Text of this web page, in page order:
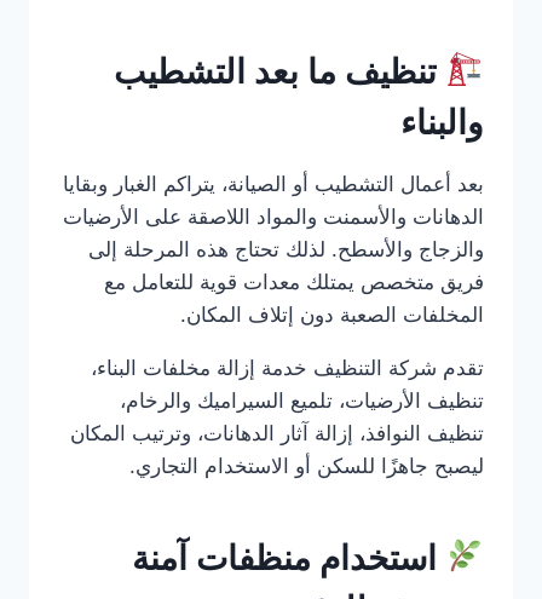
تنظيف ما بعد التشطيب
والبناء
بعد أعمال التشطيب أو الصيانة، يتراكم الغبار وبقايا
الدهانات والأسمنت والمواد اللاصقة على الأرضيات
والزجاج والأسطح. لذلك تحتاج هذه المرحلة إلى
فريق متخصص يمتلك معدات قوية للتعامل مع
المخلفات الصعبة دون إتلاف المكان.
تقدم شركة التنظيف خدمة إزالة مخلفات البناء،
تنظيف الأرضيات، تلميع السيراميك والرخام،
تنظيف النوافذ، إزالة آثار الدهانات، وترتيب المكان
ليصبح جاهزًا للسكن أو الاستخدام التجاري.
استخدام منظفات آمنة